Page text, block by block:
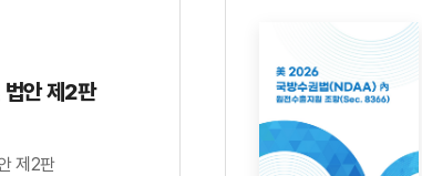
법안 제2판
제2판